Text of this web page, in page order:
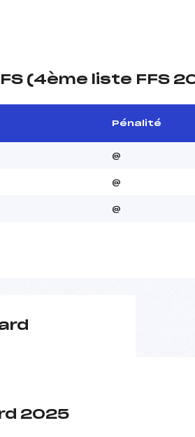
(4ème liste FFS
Pénalité
@
@
@
2025